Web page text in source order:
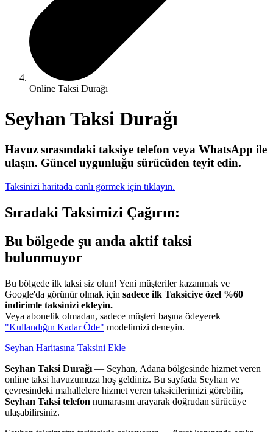
Online Taksi Durağı
Seyhan Taksi Durağı
Havuz sırasındaki taksiye telefon veya WhatsApp ile
ulaşın. Güncel uygunluğu sürücüden teyit edin.
Taksinizi haritada canlı görmek için tıklayın.
Sıradaki Taksimizi Çağırın:
Bu bölgede şu anda aktif taksi
bulunmuyor
Bu bölgede ilk taksi siz olun! Yeni müşteriler kazanmak ve
Google'da görünür olmak için sadece ilk Taksiciye özel %60
indirimle taksinizi ekleyin.
Veya abonelik olmadan, sadece müşteri başına ödeyerek
"Kullandığın Kadar Öde" modelimizi deneyin.
Seyhan Haritasına Taksini Ekle
Seyhan Taksi Durağı — Seyhan, Adana bölgesinde hizmet veren
online taksi havuzumuza hoş geldiniz. Bu sayfada Seyhan ve
çevresindeki mahallelere hizmet veren taksicilerimizi görebilir,
Seyhan Taksi telefon numarasını arayarak doğrudan sürücüye
ulaşabilirsiniz.